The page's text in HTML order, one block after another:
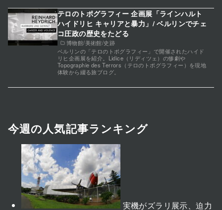
博物館/美術館/史跡
テロのトポグラフィー 企画展「ラインハルト
ハイドリヒ キャリアと暴力」/ ベルリンでチェ
コ圧政の歴史をたどる
ベルリンの「テロのトポグラフィー」で開催されたハイド
リヒ企画展を紹介。Lidice（リディツェ）の惨劇や
Topographie des Terrors（テロのトポグラフィー）を現地
体験から綴る旅ブログ。
今週の人気記事ランキング
実機がズラリ展示、迫力